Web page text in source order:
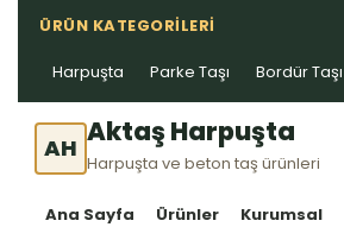
ÜRÜN KATEGORILERI
Harpuşta Parke Taşı Bordür Taşı
AH Aktaş Harpuşta
Harpuşta ve beton taş ürünleri
Ana Sayfa Ürünler Kurumsal